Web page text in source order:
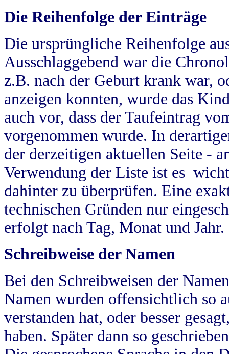
Die Reihenfolge der Einträge
Die ursprüngliche Reihenfolge
Ausschlaggebend war die
z.B. nach der Geburt krank war,
anzeigen konnten, wurde das
auch vor, dass der Taufeintrag
vorgenommen wurde. In
der derzeitigen aktuellen Seite -
Verwendung der Liste ist es
dahinter zu überprüfen. Eine
technischen Gründen nur
erfolgt nach Tag, Monat und Jahr.
Schreibweise der Namen
Bei den Schreibweisen der
Namen wurden offensichtlich so
verstanden hat, oder besser
haben. Später dann so